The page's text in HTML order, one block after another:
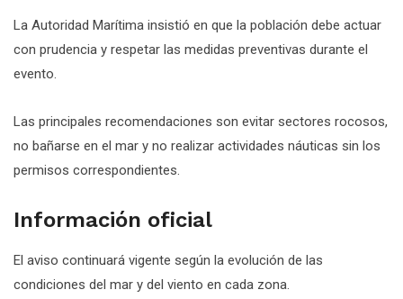
La Autoridad Marítima insistió en que la población debe actuar
con prudencia y respetar las medidas preventivas durante el
evento.
Las principales recomendaciones son evitar sectores rocosos,
no bañarse en el mar y no realizar actividades náuticas sin los
permisos correspondientes.
Información oficial
El aviso continuará vigente según la evolución de las
condiciones del mar y del viento en cada zona.